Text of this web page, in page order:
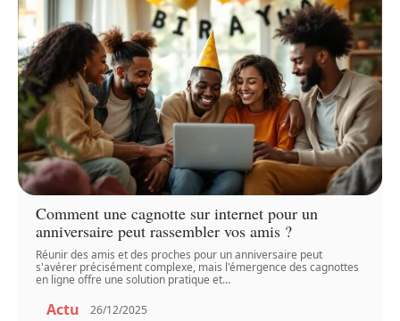
Comment une cagnotte sur internet pour un
anniversaire peut rassembler vos amis ?
Réunir des amis et des proches pour un anniversaire peut
s'avérer précisément complexe, mais l'émergence des cagnottes
en ligne offre une solution pratique et…
Actu 26/12/2025